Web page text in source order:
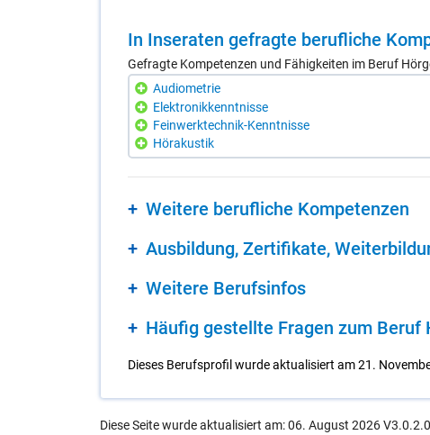
In In­se­ra­ten ge­frag­te be­ruf­li­che
Gefragte Kompetenzen und Fähigkeiten im Beruf
Audiometrie
Elektronikkenntnisse
Feinwerktechnik-Kenntnisse
Hörakustik
Wei­te­re be­ruf­li­che Kom­pe­ten­zen
Aus­bil­dung, Zer­ti­fi­ka­te,
Wei­te­re Be­rufs­in­fos
Häu­fig ge­stell­te Fra­gen zum Be­ruf
Dieses Berufsprofil wurde aktualisiert am 21.
Diese Seite wurde aktualisiert am: 06. August 2026 V3.0.2.0